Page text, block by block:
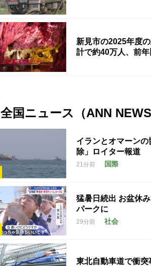
新見市の2025年度
計で約40万人、前
全国ニュース（ANN NEWS
イランとオマーン
除」ロイター報道
21分前 国際
猛暑日続出 お盆休
パークに
29分前 社会
東北自動車道で衝